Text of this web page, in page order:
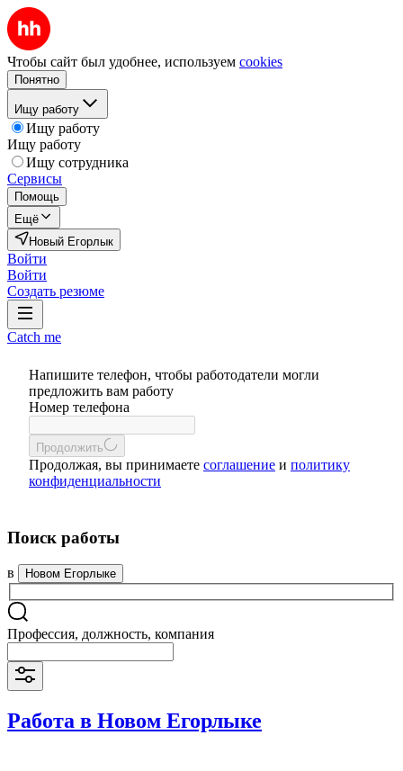
Чтобы сайт был удобнее, используем cookies
Понятно
Ищу работу
Ищу работу
Ищу работу
Ищу сотрудника
Сервисы
Помощь
Ещё
Новый Егорлык
Войти
Войти
Создать резюме
Catch me
Напишите телефон, чтобы работодатели могли
предложить вам работу
Номер телефона
Продолжить
Продолжая, вы принимаете соглашение и политику
конфиденциальности
Поиск работы
в Новом Егорлыке
Профессия, должность, компания
Работа в Новом Егорлыке